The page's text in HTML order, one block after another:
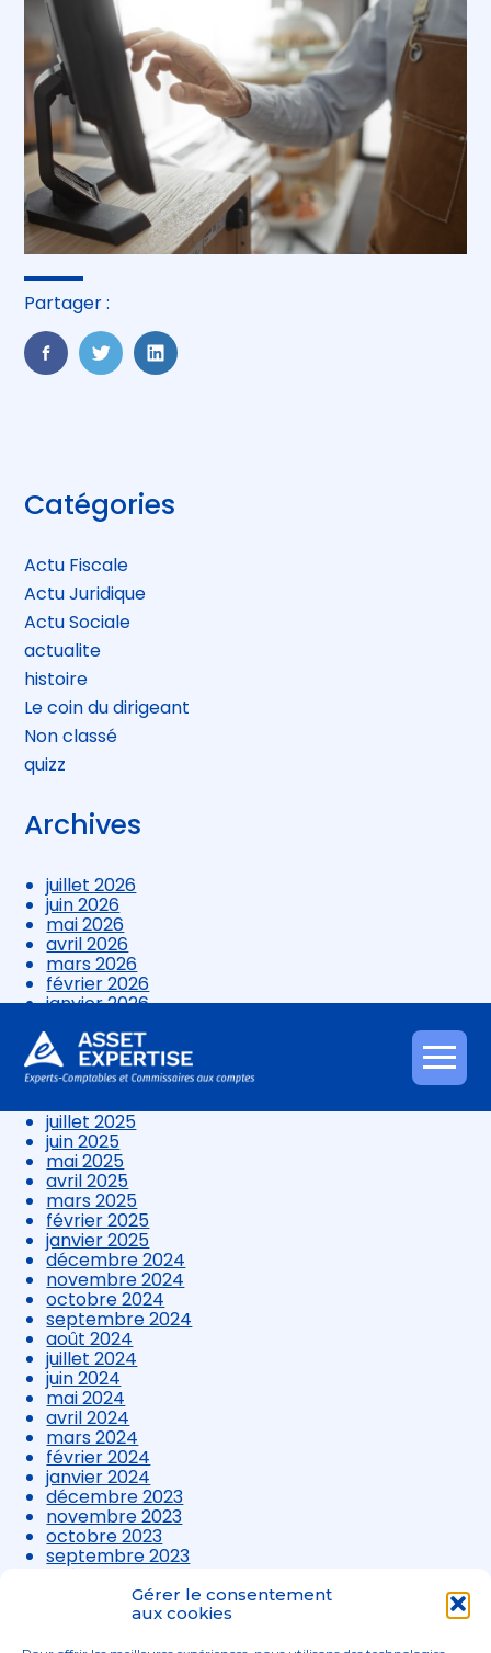
Gérer le consentement
aux cookies
Aller
au
Partager :
FaceBook
TwitterLinkedIn
Blog
sidebar
Catégories
Actu Fiscale
Actu Juridique
Actu Sociale
actualite
histoire
Le coin du dirigeant
Non classé
quizz
Archives
juillet 2026
juin 2026
mai 2026
avril 2026
mars 2026
février 2026
janvier 2026
novembre 2025
octobre 2025
septembre 2025
juillet 2025
juin 2025
mai 2025
avril 2025
mars 2025
février 2025
janvier 2025
décembre 2024
novembre 2024
octobre 2024
septembre 2024
août 2024
juillet 2024
juin 2024
mai 2024
avril 2024
mars 2024
février 2024
janvier 2024
décembre 2023
novembre 2023
octobre 2023
septembre 2023
août 2023
juillet 2023